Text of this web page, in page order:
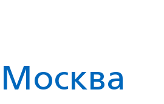
Москва